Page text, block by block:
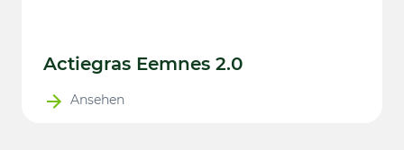
Actiegras Eemnes 2.0
Ansehen